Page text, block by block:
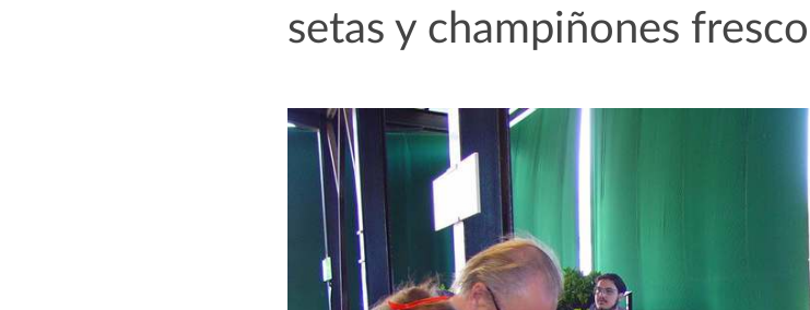
setas y champiñones